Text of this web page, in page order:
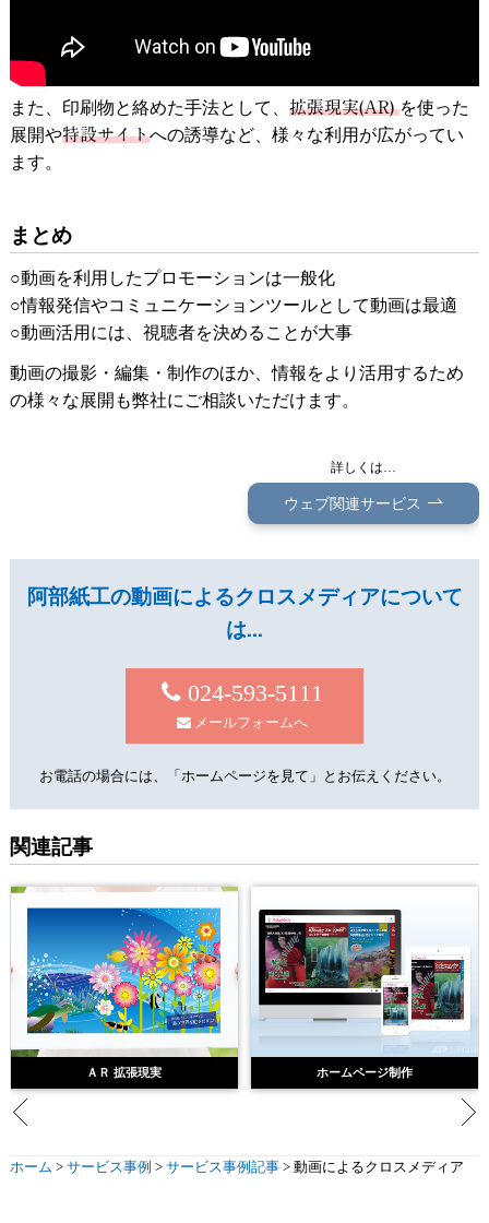
また、印刷物と絡めた手法として、 拡張現実(AR)を使った
展開や特設サイトへの誘導など、様々な利用が広がってい
ます。
まとめ
○動画を利用したプロモーションは一般化
○情報発信やコミュニケーションツールとして動画は最適
○動画活用には、視聴者を決めることが大事
動画の撮影・編集・制作のほか、情報をより活用するため
の様々な展開も弊社にご相談いただけます。
詳しくは…
ウェブ関連サービス
阿部紙工の動画によるクロスメディアについて
は…
024-593-5111
メールフォームへ
お電話の場合には、「ホームページを見て」とお伝えください。
関連記事
ＡＲ 拡張現実 ホームページ制作
ホーム > サービス事例 > サービス事例記事> 動画によるクロスメディア